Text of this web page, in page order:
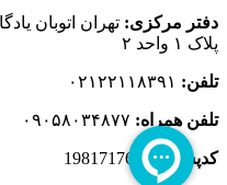
دفتر مرکزی: تهران اتوبان
پلاک ۱ واحد ۲
تلفن:
تلفن همراه:
کدپستی: 1981717653